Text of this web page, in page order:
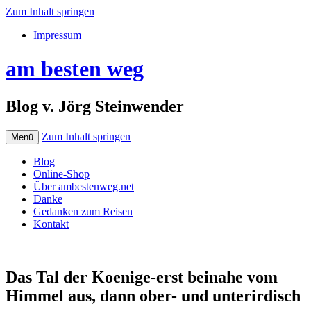
Zum Inhalt springen
Impressum
am besten weg
Blog v. Jörg Steinwender
Menü Zum Inhalt springen
Blog
Online-Shop
Über ambestenweg.net
Danke
Gedanken zum Reisen
Kontakt
Das Tal der Koenige-erst beinahe vom
Himmel aus, dann ober- und unterirdisch